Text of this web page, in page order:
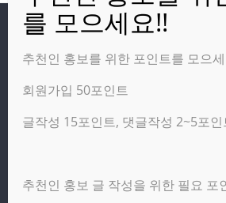
방문자
온라인 방문자:9
오늘의 조회수:3,554
광고 제휴 홍보 일반 문의 :
추천인 홍보를 위한 포인트를 모으
회원가입 50포인트
글작성 15포인트, 댓글작성 2~5포인
추천인 홍보 글 작성을 위한 필요 포